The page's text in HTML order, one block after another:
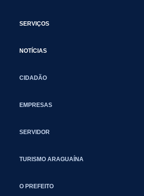
SERVIÇOS
NOTÍCIAS
CIDADÃO
EMPRESAS
SERVIDOR
TURISMO ARAGUAÍNA
O PREFEITO